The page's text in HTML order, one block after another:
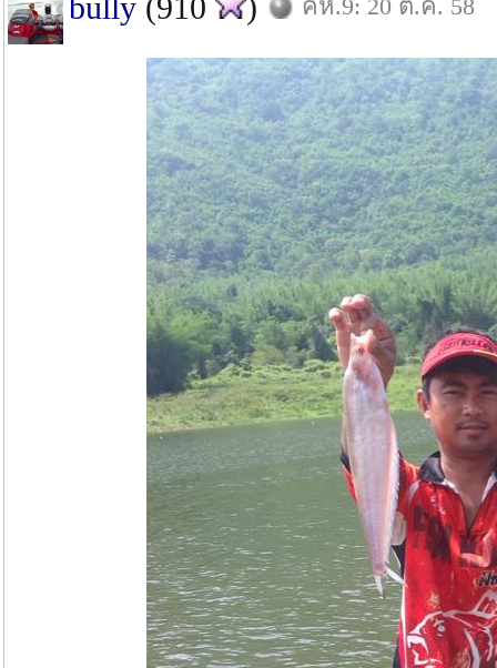
คห.9: 20 ต.ค. 58